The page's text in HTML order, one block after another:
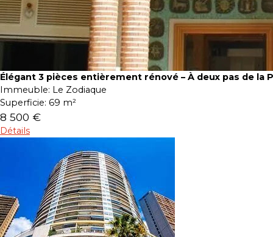
Élégant 3 pièces entièrement rénové – À deux pas de la
Immeuble: Le Zodiaque
Superficie: 69 m²
8 500 €
Détails